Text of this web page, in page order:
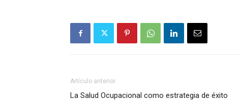
Artículo anterior
La Salud Ocupacional como estrategia de éxito